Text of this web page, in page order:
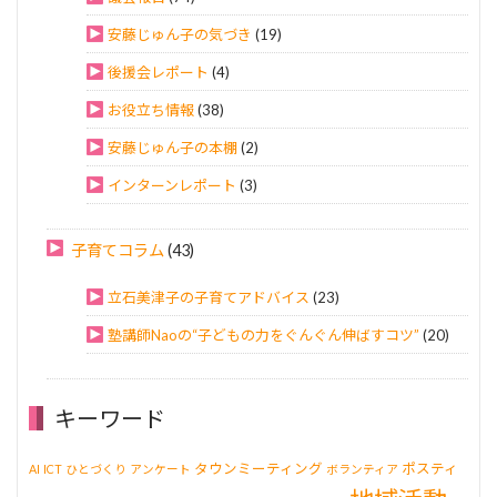
安藤じゅん子の気づき (19)
後援会レポート (4)
お役立ち情報(38)
安藤じゅん子の本棚(2)
インターンレポート (3)
子育てコラム (43)
立石美津子の子育てアドバイス (23)
塾講師Naoの“子どもの力をぐんぐん伸ばすコツ” (20)
キーワード
AI ICT ひとづくり アンケート タウンミーティング ボランティア ポスティ